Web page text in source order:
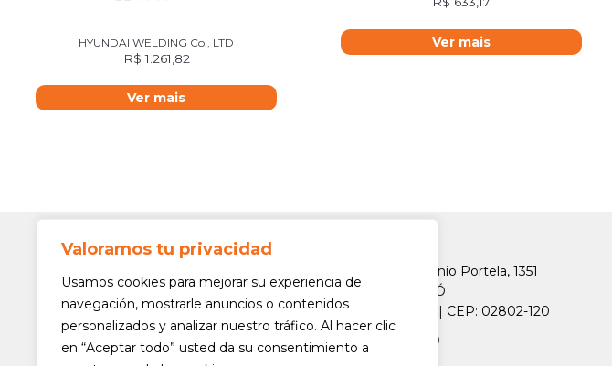
Valoramos tu privacidad
Usamos cookies para mejorar su experiencia de
navegación, mostrarle anuncios o contenidos
personalizados y analizar nuestro tráfico. Al hacer clic
en “Aceptar todo” usted da su consentimiento a
HYUNDAI WELDING Co., LTD
R$ 1.261,82
Ver mais
Ver mais
Siga-nos!
Av. Min. Petrônio Portela, 1351
Freguesia do Ó
São Paulo/SP | CEP: 02802-120
(11) 3975-6000